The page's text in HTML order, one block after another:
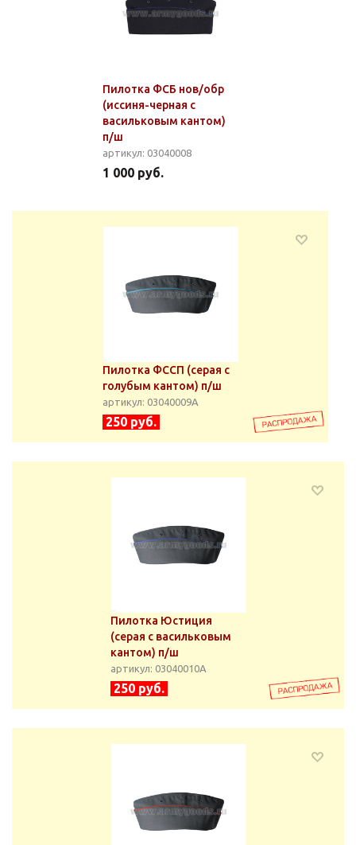
Пилотка ФСБ нов/обр
(иссиня-черная с
васильковым кантом)
п/ш
артикул: 03040008
1 000 руб.
Пилотка ФССП (серая с
голубым кантом) п/ш
артикул: 03040009А
250 руб.
Пилотка Юстиция
(серая с васильковым
кантом) п/ш
артикул: 03040010А
250 руб.